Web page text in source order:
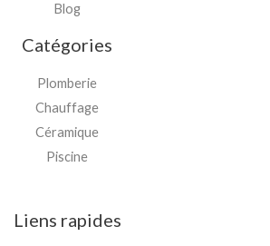
Blog
Catégories
Plomberie
Chauffage
Céramique
Piscine
Liens rapides